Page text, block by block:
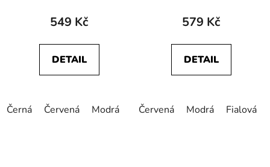
549 Kč
DETAIL
Černá Červená Modrá Oranžová Zelená Šedá
579 Kč
DETAIL
Červená Modrá Fialová